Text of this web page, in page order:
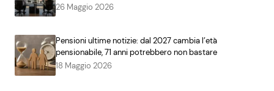
26 Maggio 2026
Pensioni ultime notizie: dal 2027 cambia l’età
pensionabile, 71 anni potrebbero non bastare
18 Maggio 2026